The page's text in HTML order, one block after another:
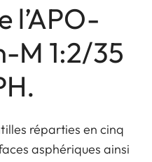
l’APO-
M 1:2/35
réparties en cinq
asphériques ainsi